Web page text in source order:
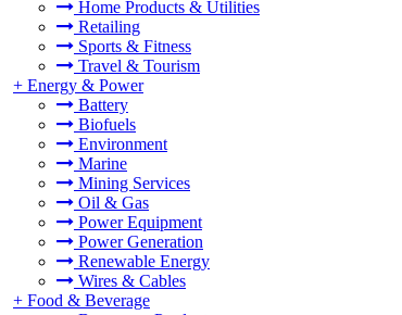
Home Products & Utilities
Retailing
Sports & Fitness
Travel & Tourism
+ Energy & Power
Battery
Biofuels
Environment
Marine
Mining Services
Oil & Gas
Power Equipment
Power Generation
Renewable Energy
Wires & Cables
+ Food & Beverage